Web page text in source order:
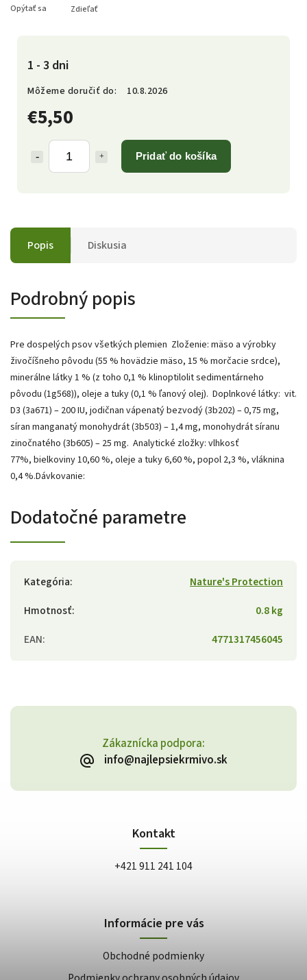
€5,50
Pridať do košíka
1 - 3 dni
Môžeme doručiť do: 10.8.2026
Opýtať sa Zdieľať
Popis Diskusia
Podrobný popis
Pre dospelých psov všetkých plemien Zloženie: mäso a výrobky
živočíšneho pôvodu (55 % hovädzie mäso, 15 % morčacie srdce),
minerálne látky 1 % (z toho 0,1 % klinoptilolit sedimentárneho
pôvodu (1g568)), oleje a tuky (0,1 % ľanový olej). Doplnkové látky: vit.
D3 (3a671) – 200 IU, jodičnan vápenatý bezvodý (3b202) – 0,75 mg,
síran manganatý monohydrát (3b503) – 1,4 mg, monohydrát síranu
zinočnatého (3b605) – 25 mg. Analytické zložky: vlhkosť
77%, bielkoviny 10,60 %, oleje a tuky 6,60 %, popol 2,3 %, vláknina
0,4 %.Dávkovanie:
Dodatočné parametre
Kategória:
Nature's Protection
Hmotnosť:
0.8 kg
EAN: 4771317456045
Zákaznícka podpora:
info@najlepsiekrmivo.sk
Kontakt
+421 911 241 104
Informácie pre vás
Obchodné podmienky